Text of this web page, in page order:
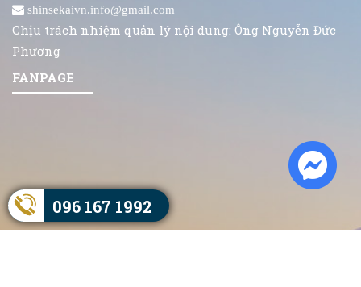
096 167 1992
shinsekaivn.info@gmail.com
Chịu trách nhiệm quản lý nội dung: Ông Nguyễn Đức
Phương
FANPAGE